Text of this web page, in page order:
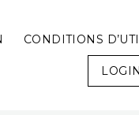
CONDITIONS
LOGIN